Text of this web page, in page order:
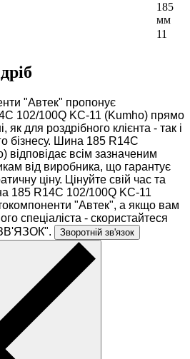
185
мм
11
"Автек" пропонує
102/100Q KC-11 (Kumho) прямо
як для роздрібного клієнта - так і
бізнесу. Шина 185 R14C
відповідає всім зазначеним
від виробника, що гарантує
ціну. Цінуйте свій час та
185 R14C 102/100Q KC-11
"Автек", а якщо вам
спеціаліста - скористайтеся
Зворотній зв'язок